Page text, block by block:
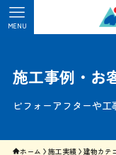
MENU
施工事例・お
ビフォーアフターや
ホーム 施工実績 建物カテ